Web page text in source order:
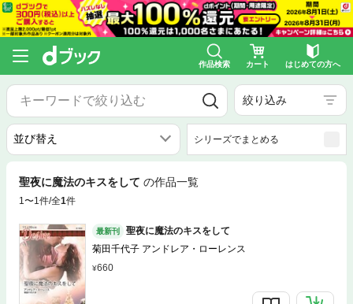
作品検索 カート はじめての方へ
絞り込み
シリーズでまとめる
聖夜に魔法のキスをして の作品一覧
1〜1件/全1件
最新刊
聖夜に魔法のキスをして
菊田千代子 アンドレア・ローレンス
660